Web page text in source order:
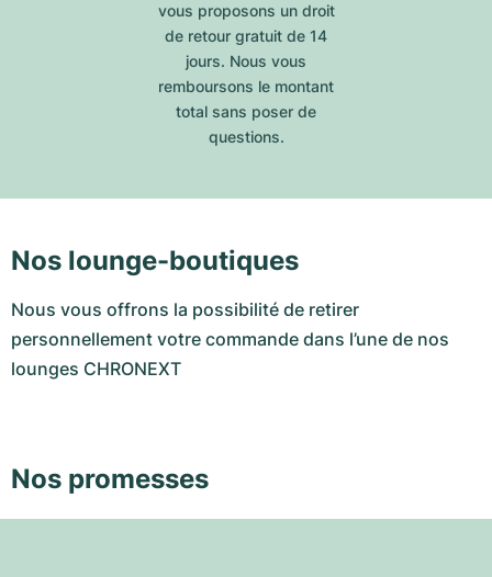
vous proposons un droit
de retour gratuit de 14
jours. Nous vous
remboursons le montant
total sans poser de
questions.
Nos lounge-boutiques
Nous vous offrons la possibilité de retirer
personnellement votre commande dans l’une de nos
lounges CHRONEXT
Nos promesses